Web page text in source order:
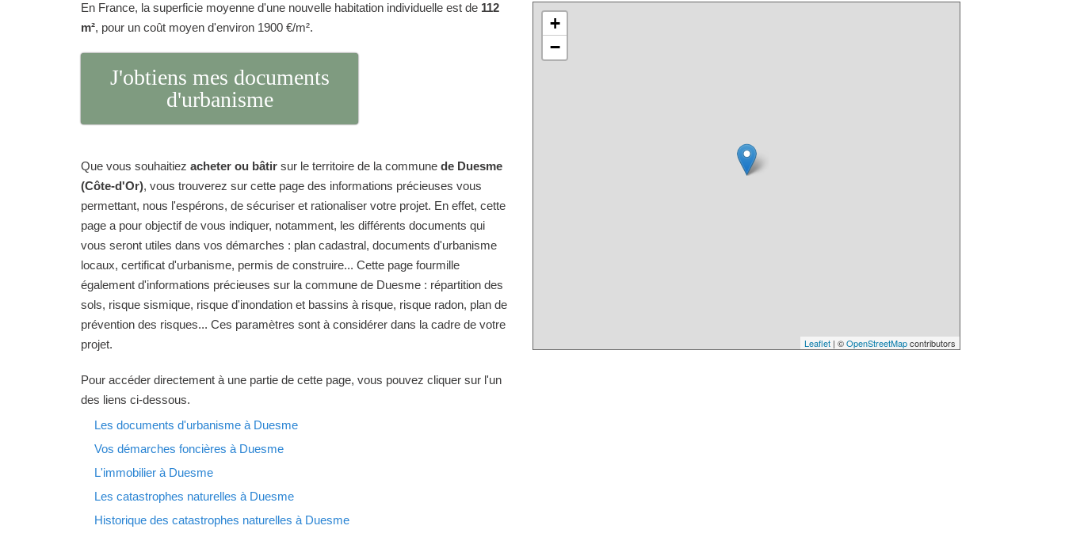
En France, la superficie moyenne d'une nouvelle habitation individuelle est de 112
m², pour un coût moyen d'environ 1900 €/m².
J'obtiens mes documents
d'urbanisme
Que vous souhaitiez acheter ou bâtir sur le territoire de la commune de Duesme
(Côte-d'Or), vous trouverez sur cette page des informations précieuses vous
permettant, nous l'espérons, de sécuriser et rationaliser votre projet. En effet, cette
page a pour objectif de vous indiquer, notamment, les différents documents qui
vous seront utiles dans vos démarches : plan cadastral, documents d'urbanisme
locaux, certificat d'urbanisme, permis de construire... Cette page fourmille
également d'informations précieuses sur la commune de Duesme : répartition des
sols, risque sismique, risque d'inondation et bassins à risque, risque radon, plan de
prévention des risques... Ces paramètres sont à considérer dans la cadre de votre
projet.
Pour accéder directement à une partie de cette page, vous pouvez cliquer sur l'un
des liens ci-dessous.
Les documents d'urbanisme à Duesme
Vos démarches foncières à Duesme
L'immobilier à Duesme
Les catastrophes naturelles à Duesme
Historique des catastrophes naturelles à Duesme
+
−
Leaflet | ©OpenStreetMapcontributors